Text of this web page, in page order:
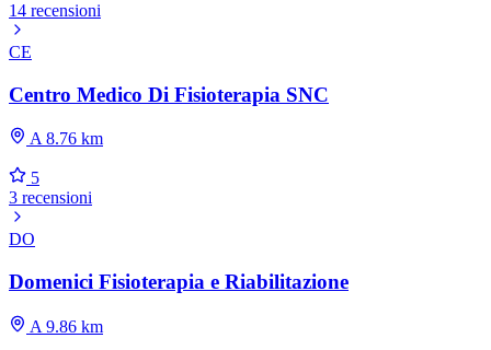
14 recensioni
CE
Centro Medico Di Fisioterapia SNC
A 8.76 km
5
3 recensioni
DO
Domenici Fisioterapia e Riabilitazione
A 9.86 km